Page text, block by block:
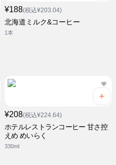
¥188(税込¥203.04)
北海道ミルク&コーヒー
1本
¥208(税込¥224.64)
ホテルレストランコーヒー 甘さ控
えめ めいらく
330ml